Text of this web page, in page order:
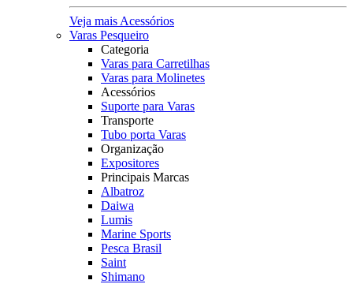
Veja mais Acessórios
Varas Pesqueiro
Categoria
Varas para Carretilhas
Varas para Molinetes
Acessórios
Suporte para Varas
Transporte
Tubo porta Varas
Organização
Expositores
Principais Marcas
Albatroz
Daiwa
Lumis
Marine Sports
Pesca Brasil
Saint
Shimano